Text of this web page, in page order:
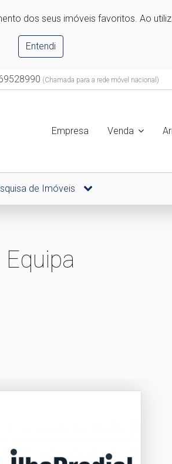
dos seus imóveis favoritos. Ao
Entendi
(Chamada para a rede móvel nacional)
Empresa Venda
de Imóveis
Equipa